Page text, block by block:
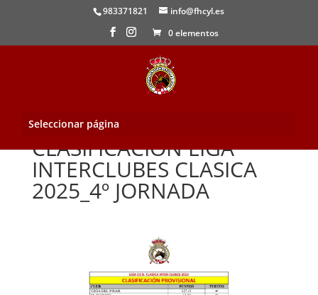
983371821
info@fhcyl.es
0 elementos
Seleccionar página
CLASIFICACION LIGA
INTERCLUBES CLASICA
2025_4º JORNADA